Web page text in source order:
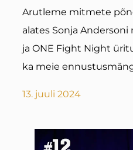
Arutleme mitmete
alates Sonja Andersoni
ja ONE Fight Night
ka meie
13. juuli 2024